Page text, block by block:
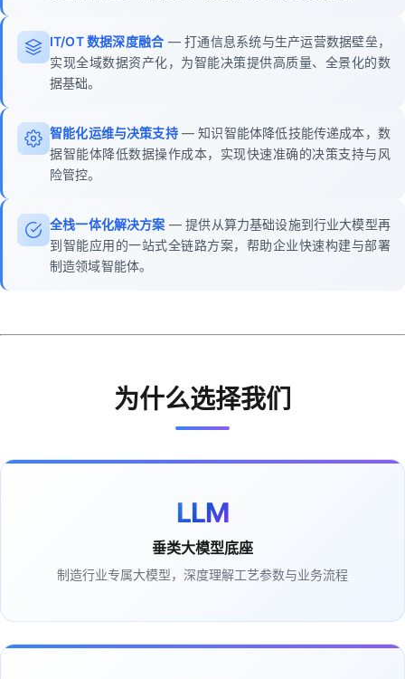
IT/OT 数据深度融合 — 打通信息系统与生产运营数据壁垒，
实现全域数据资产化，为智能决策提供高质量、全景化的数
据基础。
智能化运维与决策支持— 知识智能体降低技能传递成本，数
据智能体降低数据操作成本，实现快速准确的决策支持与风
险管控。
全栈一体化解决方案 — 提供从算力基础设施到行业大模型再
到智能应用的一站式全链路方案，帮助企业快速构建与部署
制造领域智能体。
为什么选择我们
LLM
垂类大模型底座
制造行业专属大模型，深度理解工艺参数与业务流程